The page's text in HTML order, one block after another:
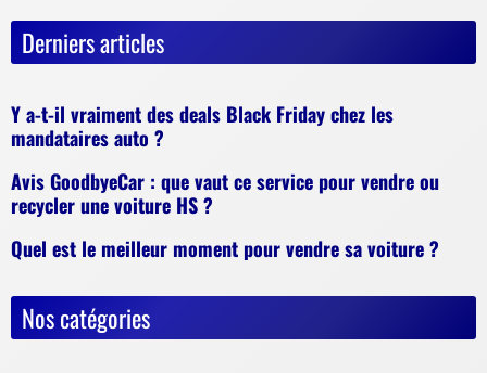
Derniers articles
Y a-t-il vraiment des deals Black Friday chez les
mandataires auto ?
Avis GoodbyeCar : que vaut ce service pour vendre ou
recycler une voiture HS ?
Quel est le meilleur moment pour vendre sa voiture ?
Nos catégories